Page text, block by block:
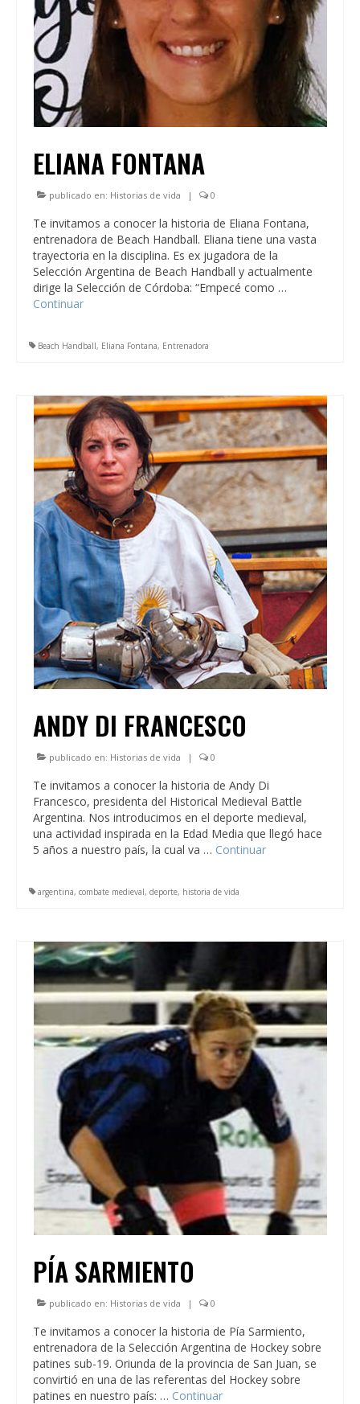
ELIANA FONTANA
publicado en: Historias de vida | 0
Te invitamos a conocer la historia de Eliana Fontana,
entrenadora de Beach Handball. Eliana tiene una vasta
trayectoria en la disciplina. Es ex jugadora de la
Selección Argentina de Beach Handball y actualmente
dirige la Selección de Córdoba: “Empecé como …
Continuar
Beach Handball, Eliana Fontana, Entrenadora
ANDY DI FRANCESCO
publicado en: Historias de vida | 0
Te invitamos a conocer la historia de Andy Di
Francesco, presidenta del Historical Medieval Battle
Argentina. Nos introducimos en el deporte medieval,
una actividad inspirada en la Edad Media que llegó hace
5 años a nuestro país, la cual va … Continuar
argentina, combate medieval, deporte, historia de vida
PÍA SARMIENTO
publicado en: Historias de vida | 0
Te invitamos a conocer la historia de Pía Sarmiento,
entrenadora de la Selección Argentina de Hockey sobre
patines sub-19. Oriunda de la provincia de San Juan, se
convirtió en una de las referentas del Hockey sobre
patines en nuestro país: … Continuar